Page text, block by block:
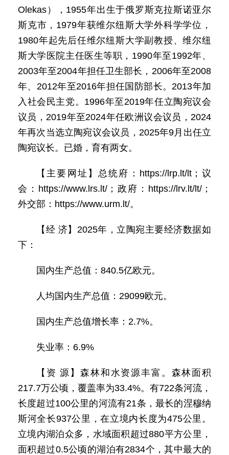
Olekas），1955年出生于俄罗斯克拉斯诺亚尔
斯克市，1979年获维尔纽斯大学外科学学位，
1980年起先后任维尔纽斯大学副教授、维尔纽
斯大学医院主任医生等职，1990年至1992年、
2003年至2004年担任卫生部长，2006年至2008
年、2012年至2016年担任国防部长。2013年加
入社会民主党。1996年至2019年任立陶宛议会
议员，2019年至2024年任欧洲议会议员，2024
年再次当选立陶宛议会议员，2025年9月出任立
陶宛议长。已婚，育有两女。
【主要网址】总统府：https://lrp.lt/lt；议
会：https://www.lrs.lt/；政府：https://lrv.lt/lt/；
外交部：https://www.urm.lt/。
【经 济】2025年，立陶宛主要经济数据如
下：
国内生产总值：840.5亿欧元。
人均国内生产总值：29099欧元。
国内生产总值增长率：2.7%。
失业率：6.9%
【资 源】森林和水资源丰富。森林面积
217.7万公顷，覆盖率为33.4%。有722条河流，
长度超过100公里的河流有21条，最长的涅穆纳
斯河全长937公里，在立境内长度为475公里。
立境内湖泊众多，水域面积超过880平方公里，
面积超过0.5公顷的湖泊有2834个，其中最大的